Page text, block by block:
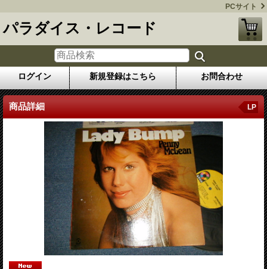
PCサイト
パラダイス・レコード
ログイン 新規登録はこちら お問合わせ
商品詳細 LP